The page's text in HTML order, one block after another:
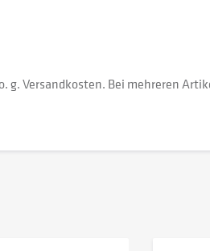
g. Versandkosten. Bei mehreren